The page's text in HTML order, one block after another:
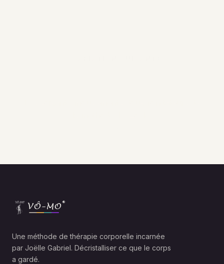
VÔ-MO ®
Une méthode de thérapie corporelle incarnée
par Joëlle Gabriel. Décristalliser ce que le corps
a gardé.